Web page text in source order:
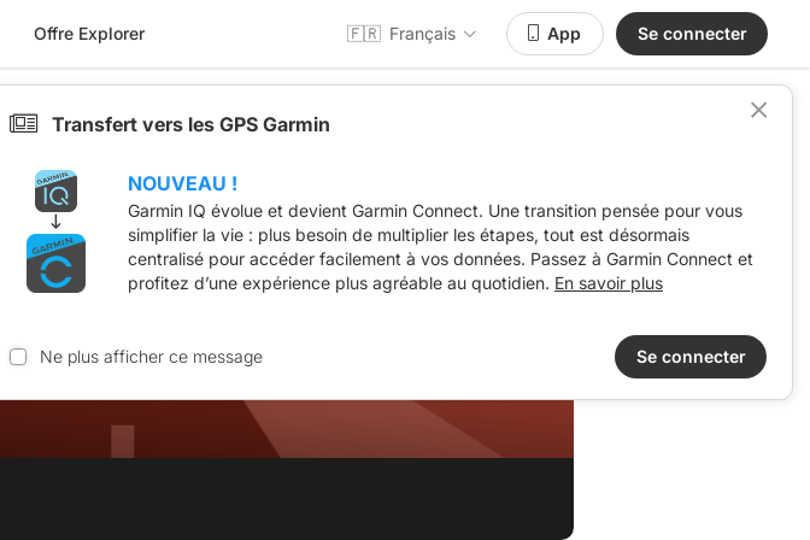
Offre Explorer 🇫🇷 Français App Se connecter
Transfert vers les GPS Garmin
NOUVEAU !
Garmin IQ évolue et devient Garmin Connect. Une transition pensée pour vous
simplifier la vie : plus besoin de multiplier les étapes, tout est désormais
centralisé pour accéder facilement à vos données. Passez à Garmin Connect et
profitez d’une expérience plus agréable au quotidien. En savoir plus
Ne plus afficher ce message Se connecter